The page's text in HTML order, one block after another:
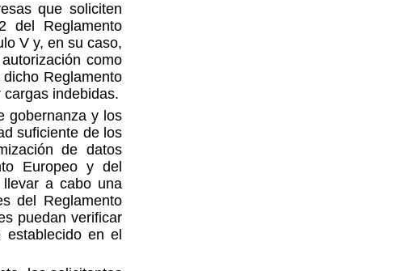
que soliciten
del Reglamento
V y, en su caso,
como
Reglamento
indebidas.
gobernanza y los
suficiente de los
de datos
Europeo y del
a cabo una
del Reglamento
puedan verificar
en el